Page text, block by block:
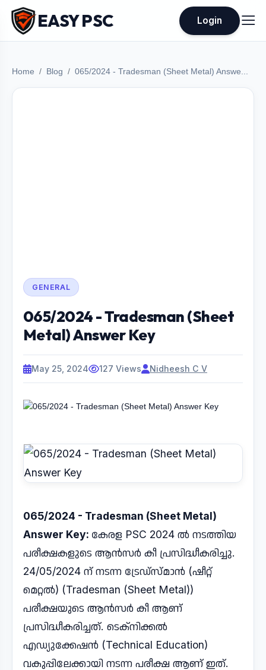
EASY PSC Login
Home Blog 065/2024 - Tradesman (Sheet Metal) Answe...
GENERAL
065/2024 - Tradesman (Sheet
Metal) Answer Key
May 25, 2024 127 Views Nidheesh C V
065/2024 - Tradesman (Sheet Metal)
Answer Key: കേരള PSC 2024 ൽ നടത്തിയ
പരീക്ഷകളുടെ ആൻസർ കീ പ്രസിദ്ധീകരിച്ചു.
24/05/2024 ന് നടന്ന ട്രേഡ്സ്മാൻ (ഷീറ്റ്
മെറ്റൽ) (Tradesman (Sheet Metal))
പരീക്ഷയുടെ ആൻസർ കീ ആണ്
പ്രസിദ്ധീകരിച്ചത്. ടെക്നിക്കൽ
എഡ്യുക്കേഷൻ (Technical Education)
വകുപ്പിലേക്കായി നടന്ന പരീക്ഷ ആണ് ഇത്.